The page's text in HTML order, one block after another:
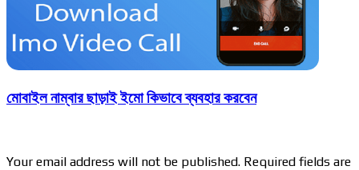
মোবাইল নাম্বার ছাড়াই ইমো কিভাবে ব্যবহার করবেন
Your email address will not be published. Required fields are